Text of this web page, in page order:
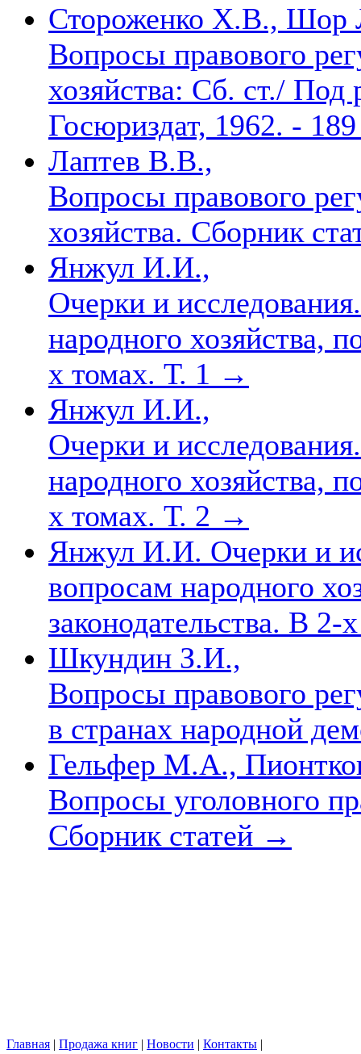
Стороженко Х.В.,
Вопросы правового
хозяйства: Сб. ст./
Госюриздат, 1962. -
Лаптев В.В.,
Вопросы правового
хозяйства. Сборник
Янжул И.И.,
Очерки и
народного хозяйства,
х томах. Т. 1 →
Янжул И.И.,
Очерки и
народного хозяйства,
х томах. Т. 2 →
Янжул И.И. Очерки и
вопросам народного
законодательства. В
Шкундин З.И.,
Вопросы правового
в странах народной
Гельфер М.А.,
Вопросы уголовного
Сборник статей →
Главная | Продажа книг | Новости | Контакты |